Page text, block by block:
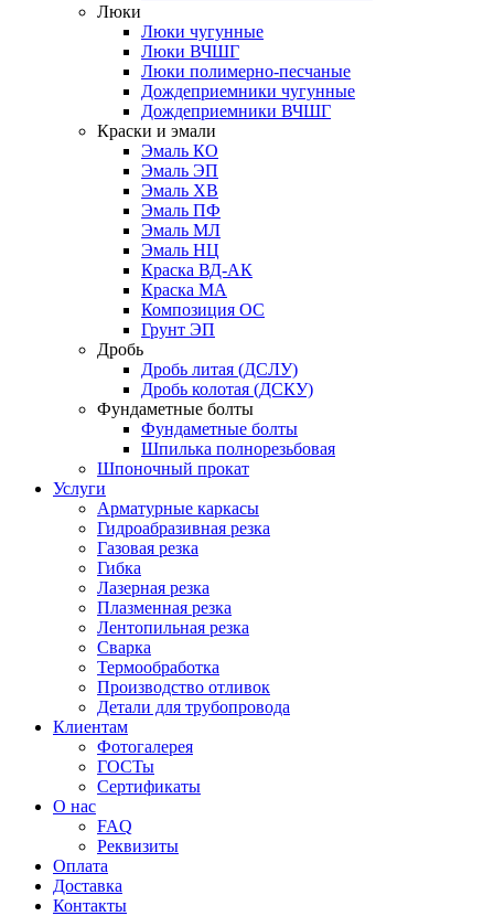
Люки
Люки чугунные
Люки ВЧШГ
Люки полимерно-песчаные
Дождеприемники чугунные
Дождеприемники ВЧШГ
Краски и эмали
Эмаль КО
Эмаль ЭП
Эмаль ХВ
Эмаль ПФ
Эмаль МЛ
Эмаль НЦ
Краска ВД-АК
Краска МА
Композиция ОС
Грунт ЭП
Дробь
Дробь литая (ДСЛУ)
Дробь колотая (ДСКУ)
Фундаметные болты
Фундаметные болты
Шпилька полнорезьбовая
Шпоночный прокат
Услуги
Арматурные каркасы
Гидроабразивная резка
Газовая резка
Гибка
Лазерная резка
Плазменная резка
Лентопильная резка
Сварка
Термообработка
Производство отливок
Детали для трубопровода
Клиентам
Фотогалерея
ГОСТы
Сертификаты
О нас
FAQ
Реквизиты
Оплата
Доставка
Контакты